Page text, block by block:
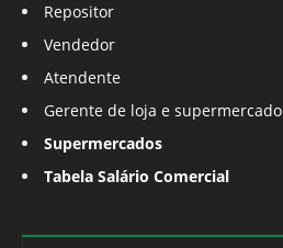
Repositor
Vendedor
Atendente
Gerente de loja e supermercado
Supermercados
Tabela Salário Comercial